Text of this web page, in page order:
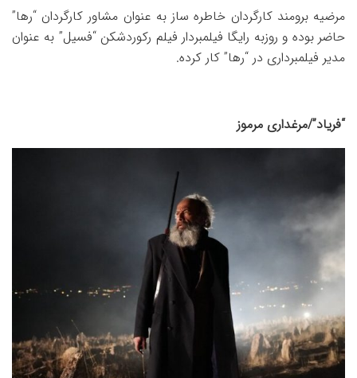
مرضیه برومند کارگردان خاطره ساز به عنوان مشاور کارگردان “رها”
حاضر بوده و روزبه رایگا فیلمبردار فیلم رکوردشکن “فسیل” به عنوان
مدیر فیلمبرداری در “رها” کار کرده.
“فریاد”/مرغداری مرموز